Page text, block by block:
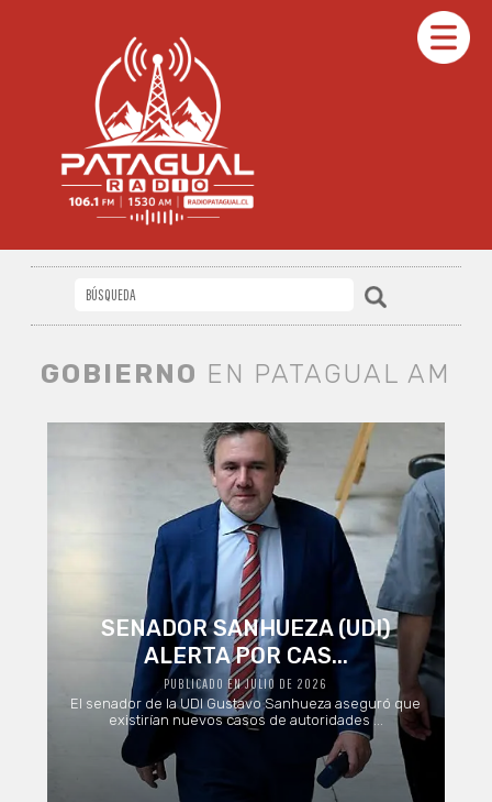
GOBIERNO EN PATAGUAL AM
SENADOR SANHUEZA (UDI)
ALERTA POR CAS...
PUBLICADO EN JULIO DE 2026
El senador de la UDI Gustavo Sanhueza aseguró que
existirían nuevos casos de autoridades ...